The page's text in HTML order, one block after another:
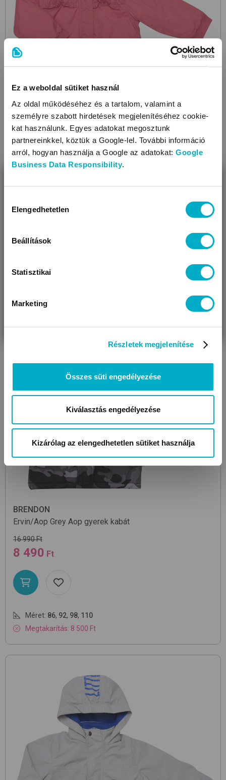
Ez a weboldal sütiket használ
Az oldal működéséhez és a tartalom, valamint a
személyre szabott hirdetések megjelenítéséhez cookie-
kat használunk. Egyes adatokat megosztunk
partnereinkkel, köztük a Google-lel. További információ
arról, hogyan használja a Google az adatokat: Google
Business Data Responsibility.
kiválasztása
Elengedhetetlen
Beállítások
Statisztikai
Marketing
Részletek megjelenítése
Összes süti engedélyezése
Kiválasztás engedélyezése
Kizárólag az elengedhetetlen sütiket használja
BRENDON
Villo Coral Flowers gyerek kabát
9 190 Ft
Még 1 színben
BRENDON
Ervin/Aop Grey Aop gyerek kabát
16 990 Ft
8 490 Ft
Méret: 86, 92, 98, 110
Megtakarítás: 8 500 Ft
Úgy látjuk, most jársz nálunk először!
VÁRANDÓS
AJÁNDÉKOT